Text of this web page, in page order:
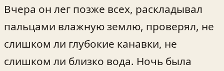
Вчера он лег позже всех, раскладывал
пальцами влажную землю, проверял, не
слишком ли глубокие канавки, не
слишком ли близко вода. Ночь была